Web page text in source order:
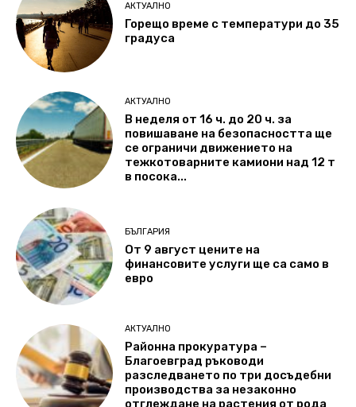
АКТУАЛНО
Горещо време с температури до 35
градуса
АКТУАЛНО
В неделя от 16 ч. до 20 ч. за
повишаване на безопасността ще
се ограничи движението на
тежкотоварните камиони над 12 т
в посока...
БЪЛГАРИЯ
От 9 август цените на
финансовите услуги ще са само в
евро
АКТУАЛНО
Районна прокуратура –
Благоевград ръководи
разследването по три досъдебни
производства за незаконно
отглеждане на растения от рода